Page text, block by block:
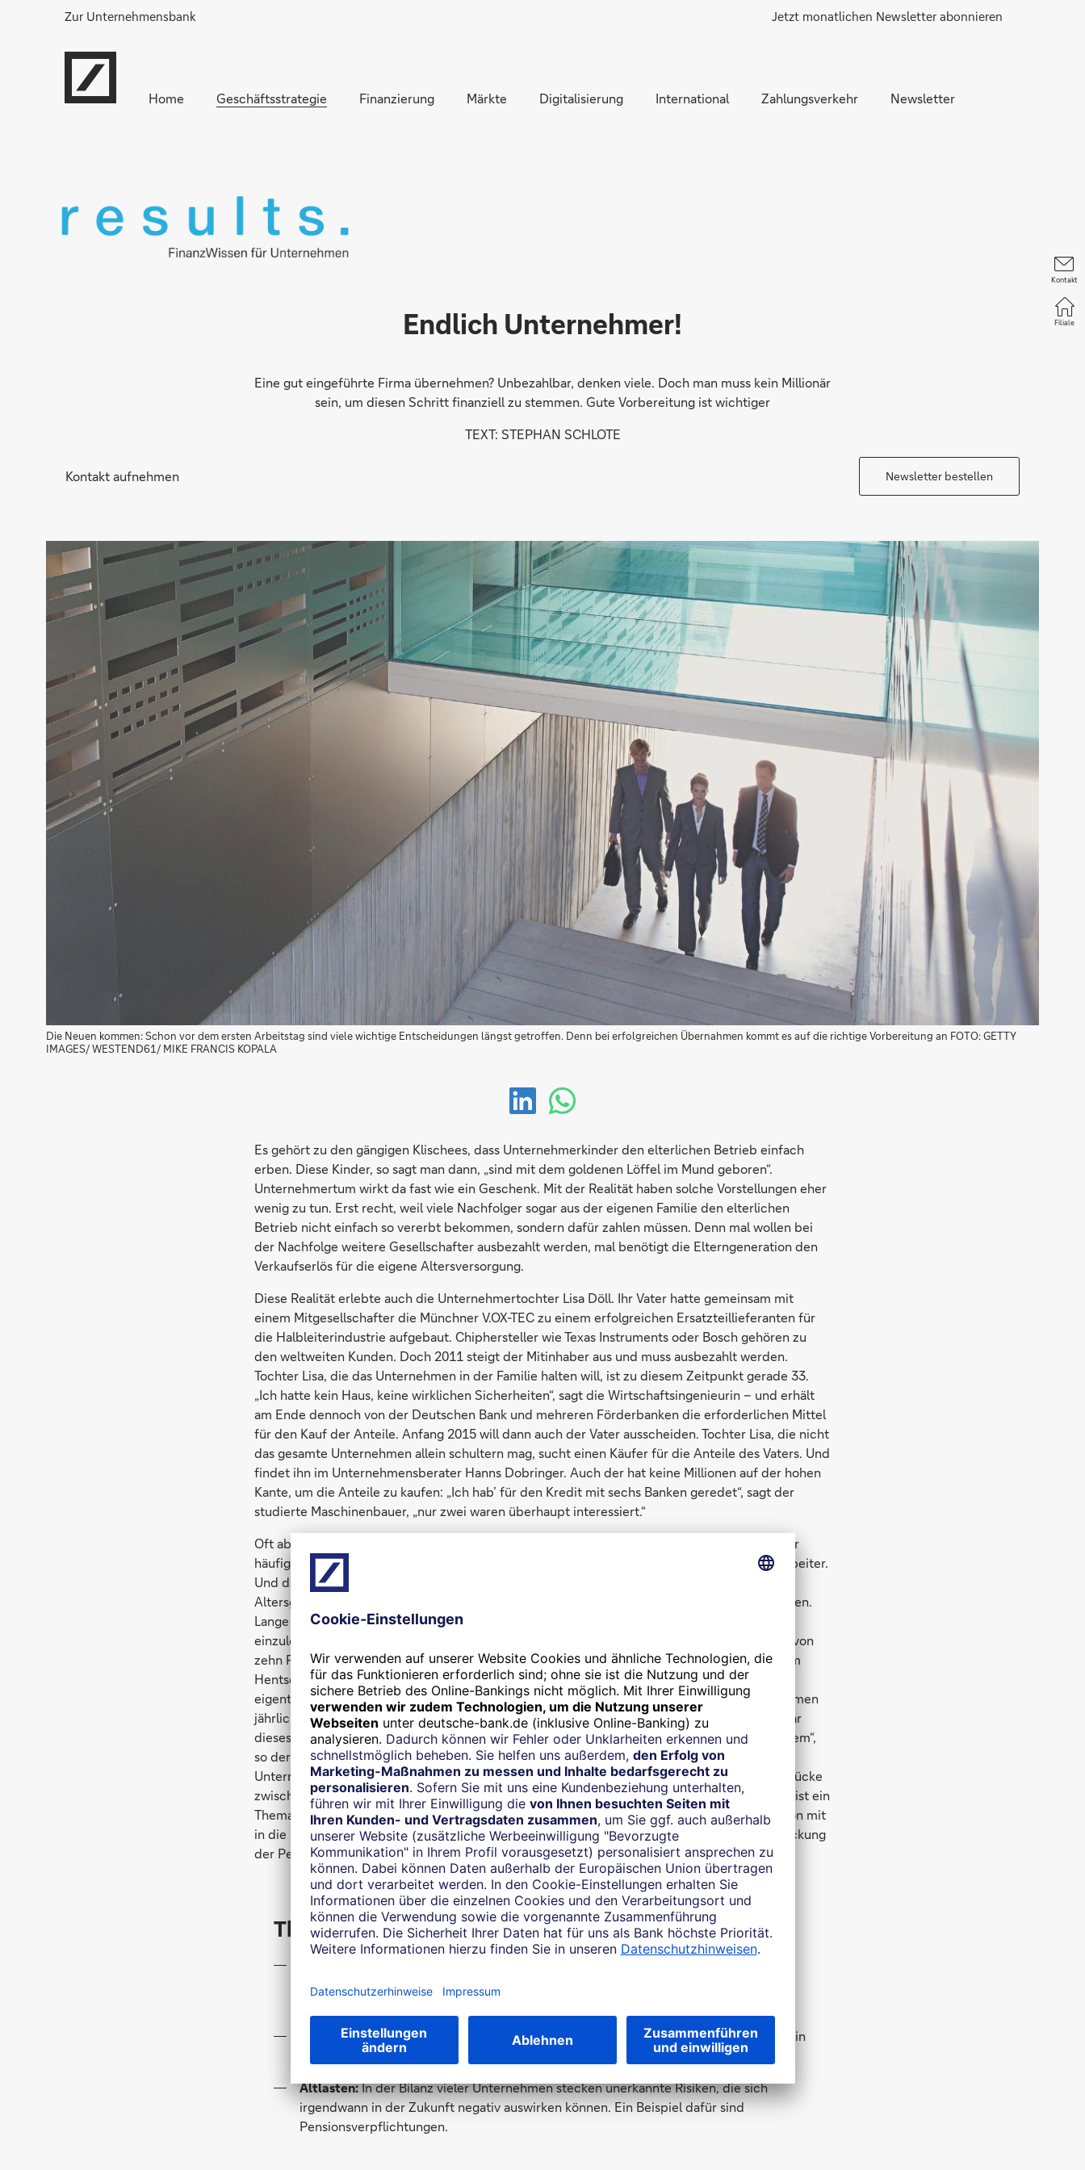
Direkt zum Hauptinhalt (Enter drücken)
Jetzt monatlichen Newsletter abonnieren
Zur Unternehmensbank
Home Geschäftsstrategie Finanzierung Märkte Digitalisierung International Zahlungsverkehr Newsletter
Kontakt
Filiale
Endlich Unternehmer!
Eine gut eingeführte Firma übernehmen? Unbezahlbar, denken viele. Doch man muss kein Millionär
sein, um diesen Schritt finanziell zu stemmen. Gute Vorbereitung ist wichtiger
TEXT: STEPHAN SCHLOTE
Kontakt aufnehmen Newsletter bestellen
Die Neuen kommen: Schon vor dem ersten Arbeitstag sind viele wichtige Entscheidungen längst getroffen. Denn bei erfolgreichen Übernahmen kommt es auf die richtige Vorbereitung an FOTO: GETTY
IMAGES/ WESTEND61/ MIKE FRANCIS KOPALA
Es gehört zu den gängigen Klischees, dass Unternehmerkinder den elterlichen Betrieb einfach
erben. Diese Kinder, so sagt man dann, „sind mit dem goldenen Löffel im Mund geboren“.
Unternehmertum wirkt da fast wie ein Geschenk. Mit der Realität haben solche Vorstellungen eher
wenig zu tun. Erst recht, weil viele Nachfolger sogar aus der eigenen Familie den elterlichen
Betrieb nicht einfach so vererbt bekommen, sondern dafür zahlen müssen. Denn mal wollen bei
der Nachfolge weitere Gesellschafter ausbezahlt werden, mal benötigt die Elterngeneration den
Verkaufserlös für die eigene Altersversorgung.
Diese Realität erlebte auch die Unternehmertochter Lisa Döll. Ihr Vater hatte gemeinsam mit
einem Mitgesellschafter die Münchner V.OX-TEC zu einem erfolgreichen Ersatzteillieferanten für
die Halbleiterindustrie aufgebaut. Chiphersteller wie Texas Instruments oder Bosch gehören zu
den weltweiten Kunden. Doch 2011 steigt der Mitinhaber aus und muss ausbezahlt werden.
Tochter Lisa, die das Unternehmen in der Familie halten will, ist zu diesem Zeitpunkt gerade 33.
„Ich hatte kein Haus, keine wirklichen Sicherheiten“, sagt die Wirtschaftsingenieurin – und erhält
am Ende dennoch von der Deutschen Bank und mehreren Förderbanken die erforderlichen Mittel
für den Kauf der Anteile. Anfang 2015 will dann auch der Vater ausscheiden. Tochter Lisa, die nicht
das gesamte Unternehmen allein schultern mag, sucht einen Käufer für die Anteile des Vaters. Und
findet ihn im Unternehmensberater Hanns Dobringer. Auch der hat keine Millionen auf der hohen
Kante, um die Anteile zu kaufen: „Ich hab’ für den Kredit mit sechs Banken geredet“, sagt der
studierte Maschinenbauer, „nur zwei waren überhaupt interessiert.“
Oft aber lauern in der Bilanz auch Fallen, die selbst die Chefs nicht sofort erkennen. Eines der
häufigsten Risiken sind inzwischen die Pensionsrückstellungen für Gesellschafter oder Mitarbeiter.
Und das läuft so: Die Unternehmen garantieren eine bestimmte Rente bei Erreichen der
Altersgrenze. Dafür bilden sie über Jahrzehnte ergebnis- und steuermindernde Rückstellungen.
Lange ging dies gut. Doch seit die Zinsen so niedrig sind, ist das Versprechen kaum noch
einzulösen. Denn die Rückstellungen sind schlicht zu niedrig für die Verpflichtungen. „Neun von
zehn Pensionszusagen sind inzwischen unterfinanziert“, berichtet der Vorsorgeexperte Maxim
Hentsch von der Deutschen Bank im sächsischen Kamenz. Also müssten die Unternehmen
eigentlich ihre Rückstellungen aufstocken – wenn sie es denn können. Und das Pensionsvolumen
jährlich um zwei Prozent erhöhen, so will es das Gesetz. Zwar hat der Gesetzgeber im Februar
dieses Jahres die Abzinsungsregeln zugunsten der Unternehmen gemildert, doch „alles in allem“,
so der Berater, „tickt da eine Zeitbombe“. Mit mehr als 500 Milliarden Euro stehen deutsche
Unternehmen bei ihren Mitarbeitern und Gesellschaftern inzwischen in der Kreide, und die Lücke
zwischen Rückstellungen und tatsächlichen Verpflichtungen wird von Jahr zu Jahr größer. Es ist ein
Thema von gesamtgesellschaftlicher Bedeutung, selbst namhafte Mittelständler hat das schon mit
in die Krise gerissen. Und die Banken müssen bei jeder Kreditvergabe die mögliche Unterdeckung
der Pensionszusagen mitberücksichtigen.
Thesen
Kinder von Eigentümern brauchen zur Übernahme der elterlichen Firma oft eine
umfangreiche Finanzierung.
Förderung:Eine ganze Reihe öffentlicher Fördermittel unterstützt Unternehmer, die in
eine bestehende Firma einsteigen wollen.
Altlasten:In der Bilanz vieler Unternehmen stecken unerkannte Risiken, die sich
irgendwann in der Zukunft negativ auswirken können. Ein Beispiel dafür sind
Pensionsverpflichtungen.